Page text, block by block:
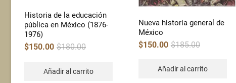
Historia de la educación
pública en México (1876-
1976)
$180.00Original
$150.00
Current
Añadir al carrito
Nueva historia general de
México
$185.00Original
$150.00
Current
Añadir al carrito